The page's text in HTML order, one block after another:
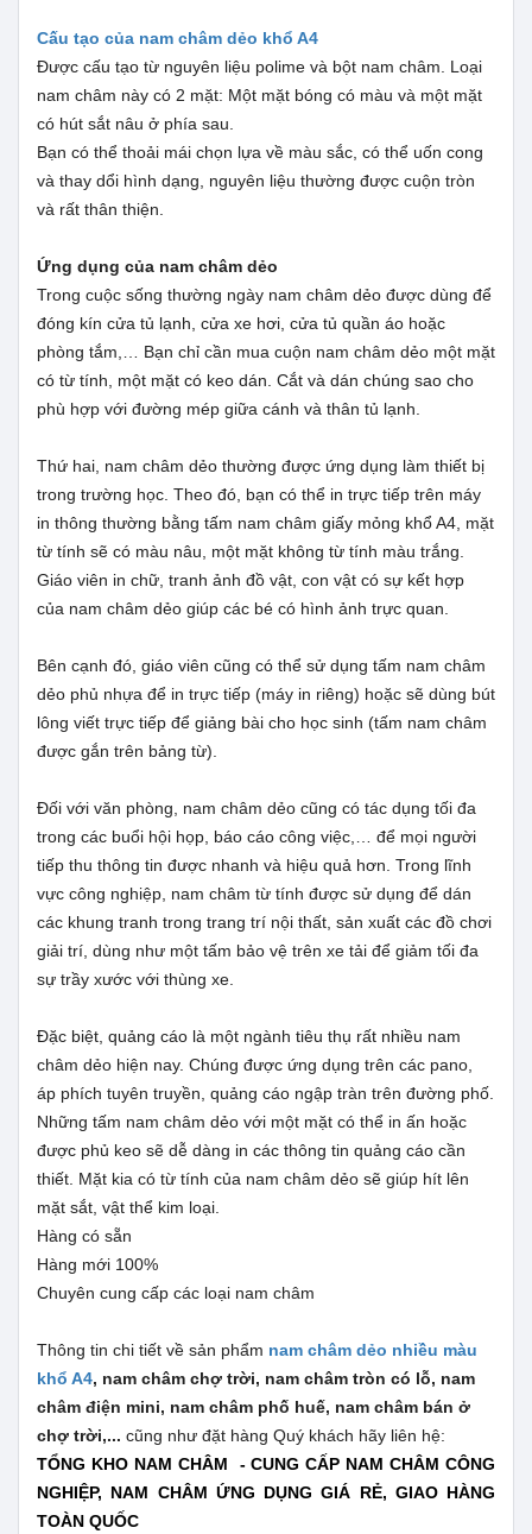
Cấu tạo của nam châm dẻo khổ A4
Được cấu tạo từ nguyên liệu polime và bột nam châm. Loại
nam châm này có 2 mặt: Một mặt bóng có màu và một mặt
có hút sắt nâu ở phía sau.
Bạn có thể thoải mái chọn lựa về màu sắc, có thể uốn cong
và thay dổi hình dạng, nguyên liệu thường được cuộn tròn
và rất thân thiện.
Ứng dụng của nam châm dẻo
Trong cuộc sống thường ngày nam châm dẻo được dùng để
đóng kín cửa tủ lạnh, cửa xe hơi, cửa tủ quần áo hoặc
phòng tắm,… Bạn chỉ cần mua cuộn nam châm dẻo một mặt
có từ tính, một mặt có keo dán. Cắt và dán chúng sao cho
phù hợp với đường mép giữa cánh và thân tủ lạnh.
Thứ hai, nam châm dẻo thường được ứng dụng làm thiết bị
trong trường học. Theo đó, bạn có thể in trực tiếp trên máy
in thông thường bằng tấm nam châm giấy mỏng khổ A4, mặt
từ tính sẽ có màu nâu, một mặt không từ tính màu trắng.
Giáo viên in chữ, tranh ảnh đồ vật, con vật có sự kết hợp
của nam châm dẻo giúp các bé có hình ảnh trực quan.
Bên cạnh đó, giáo viên cũng có thể sử dụng tấm nam châm
dẻo phủ nhựa để in trực tiếp (máy in riêng) hoặc sẽ dùng bút
lông viết trực tiếp để giảng bài cho học sinh (tấm nam châm
được gắn trên bảng từ).
Đối với văn phòng, nam châm dẻo cũng có tác dụng tối đa
trong các buổi hội họp, báo cáo công việc,… để mọi người
tiếp thu thông tin được nhanh và hiệu quả hơn. Trong lĩnh
vực công nghiệp, nam châm từ tính được sử dụng để dán
các khung tranh trong trang trí nội thất, sản xuất các đồ chơi
giải trí, dùng như một tấm bảo vệ trên xe tải để giảm tối đa
sự trầy xước với thùng xe.
Đặc biệt, quảng cáo là một ngành tiêu thụ rất nhiều nam
châm dẻo hiện nay. Chúng được ứng dụng trên các pano,
áp phích tuyên truyền, quảng cáo ngập tràn trên đường phố.
Những tấm nam châm dẻo với một mặt có thể in ấn hoặc
được phủ keo sẽ dễ dàng in các thông tin quảng cáo cần
thiết. Mặt kia có từ tính của nam châm dẻo sẽ giúp hít lên
mặt sắt, vật thể kim loại.
Hàng có sẵn
Hàng mới 100%
Chuyên cung cấp các loại nam châm
Thông tin chi tiết về sản phẩm nam châm dẻo nhiều màu
khổ A4, nam châm chợ trời, nam châm tròn có lỗ, nam
châm điện mini, nam châm phố huế, nam châm bán ở
chợ trời,... cũng như đặt hàng Quý khách hãy liên hệ:
TỔNG KHO NAM CHÂM - CUNG CẤP NAM CHÂM CÔNG
NGHIỆP, NAM CHÂM ỨNG DỤNG GIÁ RẺ, GIAO HÀNG
TOÀN QUỐC